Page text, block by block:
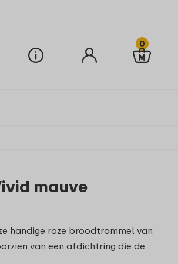
0
mauve
handige roze broodtrommel van
van een afdichtring die de